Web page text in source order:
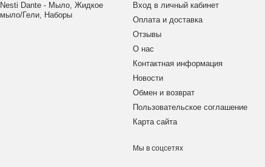
Nesti Dante - Мыло, Жидкое
мыло/Гели, Наборы
Вход в личный кабинет
Оплата и доставка
Отзывы
О нас
Контактная информация
Новости
Обмен и возврат
Пользовательское соглашение
Карта сайта
Мы в соцсетях